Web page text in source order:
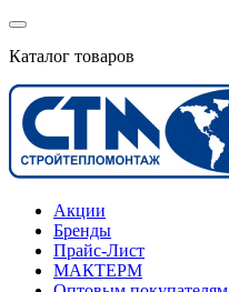
Каталог товаров
Акции
Бренды
Прайс-Лист
МАКТЕРМ